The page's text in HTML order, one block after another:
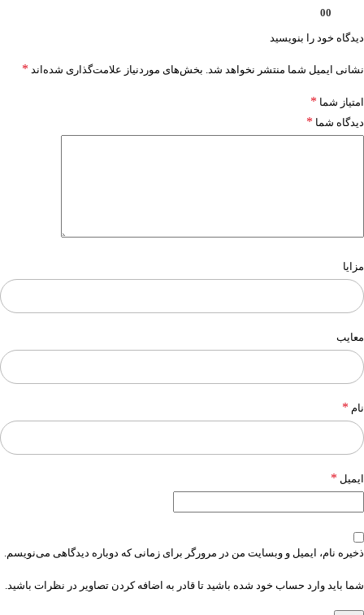
0
0
دیدگاه خود را بنویسید
نشانی ایمیل شما منتشر نخواهد شد. بخش‌های موردنیاز علامت‌گذاری شده‌اند *
امتیاز شما *
دیدگاه شما *
مزایا
معایب
نام *
ایمیل *
ذخیره نام، ایمیل و وبسایت من در مرورگر برای زمانی که دوباره دیدگاهی می‌نویسم.
شما باید وارد حساب خود شده باشید تا قادر به اضافه کردن تصاویر در نظرات باشید.